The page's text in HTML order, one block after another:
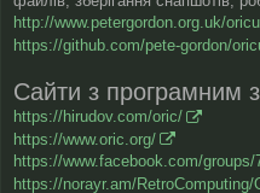
м
л
е
я
http://www.petergordon.org.uk/
https://github.com/pete-gordon/
Сайти з програмним
https://hirudov.com/oric/
https://www.oric.org/
https://www.facebook.com/groups/
https://norayr.am/